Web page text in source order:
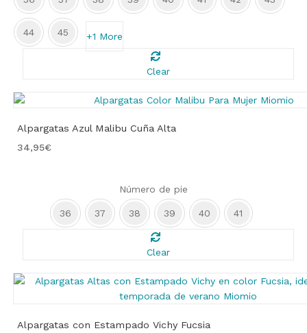
44 45 +1 More
Clear
Alpargatas Azul Malibu Cuña Alta
34,95€
Número de pie
36 37 38 39 40 41
Clear
Alpargatas con Estampado Vichy Fucsia